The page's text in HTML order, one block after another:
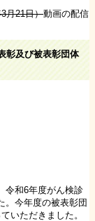
月21日）動画の配信
彰及び被表彰団体
令和6年度がん検診
。今年度の被表彰団
いただきました。